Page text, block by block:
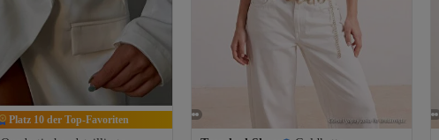
Platz 10 der Top-Favoriten